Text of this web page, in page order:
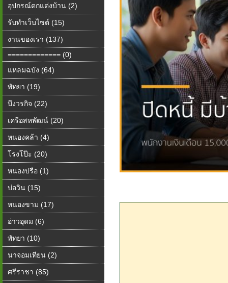
อุปกรณ์ตกแต่งบ้าน (2)
รับทำเว็บไซต์ (15)
งานของเรา (137)
============= (0)
แหลมฉบัง (64)
พัทยา (19)
บึงวรกิจ (22)
เครือสหพัฒน์ (20)
หนองคล้า (4)
โรงโป๊ะ (20)
หนองปรือ (1)
บ่อวิน (15)
หนองขาม (17)
อ่าวอุดม (6)
พัทยา (10)
นาจอมเทียน (2)
ศรีราชา (85)